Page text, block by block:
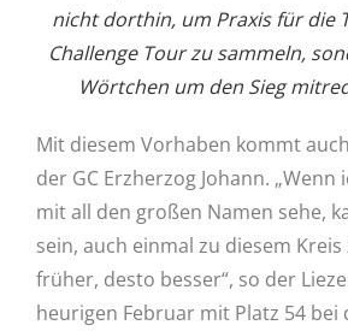
nicht dorthin, um Praxis für die
Challenge Tour zu sammeln,
Wörtchen um den Sieg
Mit diesem Vorhaben kommt
der GC Erzherzog Johann. „Wenn
mit all den großen Namen sehe,
sein, auch einmal zu diesem Kreis
früher, desto besser“, so der
heurigen Februar mit Platz 54